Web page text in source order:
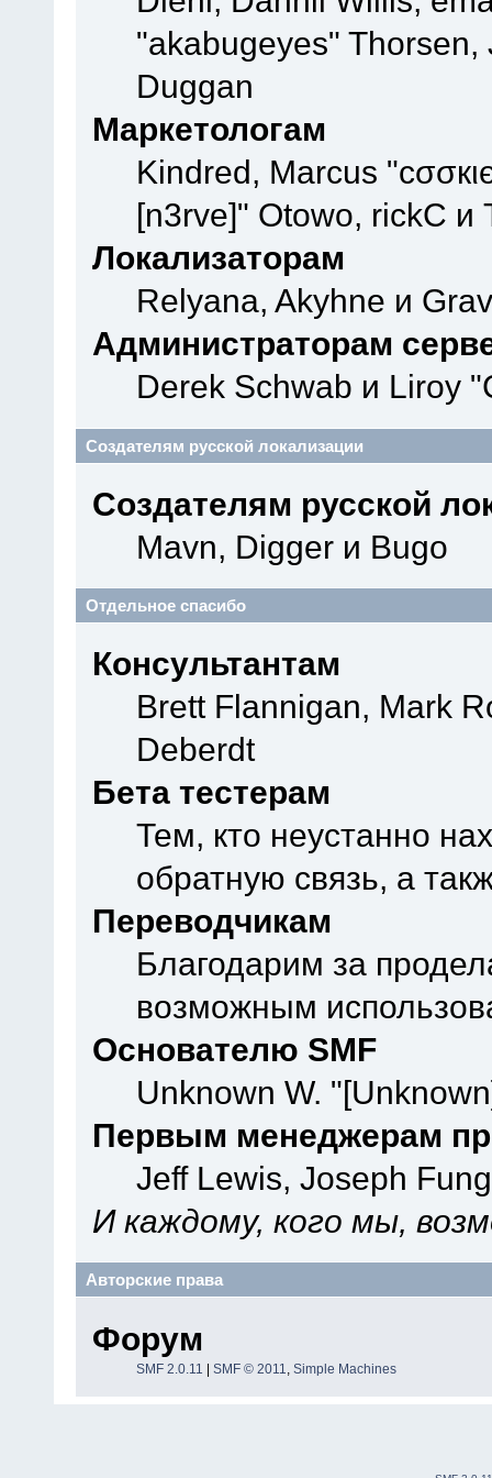
"akabugeyes"
Duggan
Маркетологам
Kindred, Marcus
[n3rve]" Otowo, rickC и
Локализаторам
Relyana, Akyhne и
Администраторам
Derek Schwab и Liroy
Создателям русской локализации
Создателям русской
Mavn, Digger и Bugo
Отдельное спасибо
Консультантам
Brett Flannigan, Mark
Deberdt
Бета тестерам
Тем, кто неустанно
обратную связь, а
Переводчикам
Благодарим за
возможным
Основателю SMF
Unknown W.
Первым менеджерам
Jeff Lewis, Joseph
И каждому, кого мы,
Авторские права
Форум
SMF 2.0.11 | SMF © 2011 Simple Machines